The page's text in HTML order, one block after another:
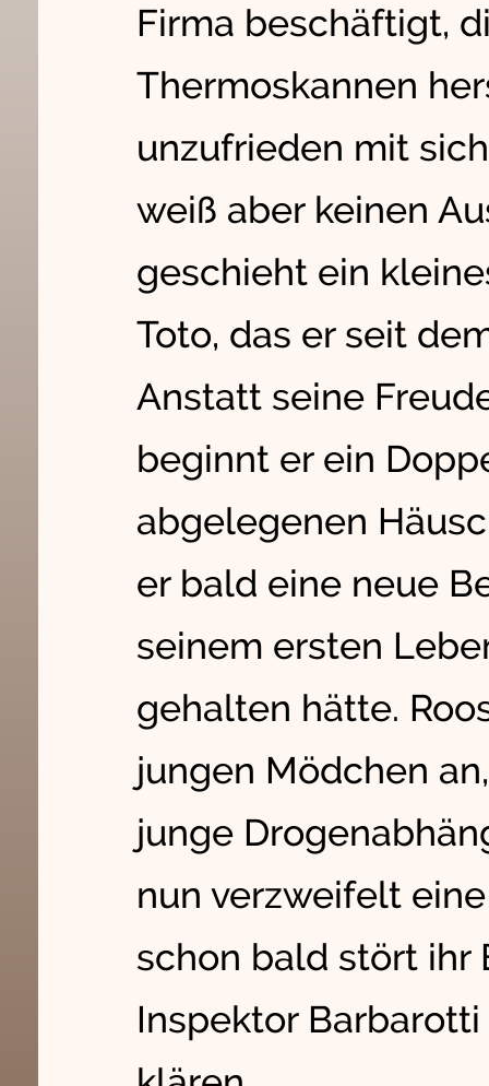
Firma beschäftigt,
Thermoskannen
unzufrieden mit
weiß aber keinen
geschieht ein
Toto, das er seit
Anstatt seine
beginnt er ein
abgelegenen
er bald eine neue
seinem ersten
gehalten hätte.
jungen Mödchen
junge
nun verzweifelt
schon bald stört ihr
Inspektor